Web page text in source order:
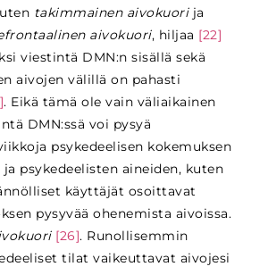
takimmainen aivokuori ja
aivokuori, hiljaa [22]
viestintä DMN:n sisällä sekä
aivojen välillä on pahasti
. Eikä tämä ole vain väliaikainen
DMN:ssä voi pysyä
psykedeelisen kokemuksen
ja psykedeelisten aineiden, kuten
käyttäjät osoittavat
pysyvää ohenemista aivoissa.
[26]. Runollisemmin
tilat vaikeuttavat aivojesi